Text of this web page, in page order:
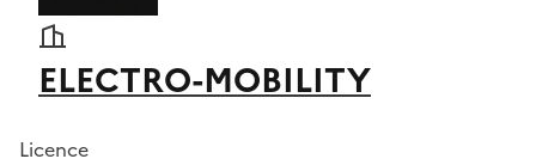
ELECTRO-MOBILITY
Licence